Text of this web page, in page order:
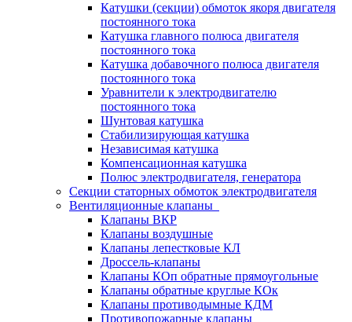
Катушки (секции) обмоток якоря двигателя
постоянного тока
Катушка главного полюса двигателя
постоянного тока
Катушка добавочного полюса двигателя
постоянного тока
Уравнители к электродвигателю
постоянного тока
Шунтовая катушка
Стабилизирующая катушка
Независимая катушка
Компенсационная катушка
Полюс электродвигателя, генератора
Секции статорных обмоток электродвигателя
Вентиляционные клапаны
Клапаны ВКР
Клапаны воздушные
Клапаны лепестковые КЛ
Дроссель-клапаны
Клапаны КОп обратные прямоугольные
Клапаны обратные круглые КОк
Клапаны противодымные КДМ
Противопожарные клапаны